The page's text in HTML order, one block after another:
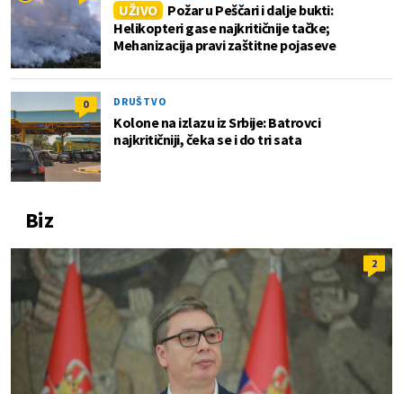
UŽIVO
Požar u Peščari i dalje bukti:
Helikopteri gase najkritičnije tačke;
Mehanizacija pravi zaštitne pojaseve
0 DRUŠTVO
Kolone na izlazu iz Srbije: Batrovci
najkritičniji, čeka se i do tri sata
Biz
2